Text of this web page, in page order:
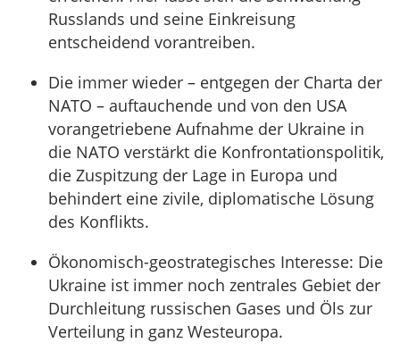
Russlands und seine Einkreisung
entscheidend vorantreiben.
Die immer wieder – entgegen der Charta der
NATO – auftauchende und von den USA
vorangetriebene Aufnahme der Ukraine in
die NATO verstärkt die Konfrontationspolitik,
die Zuspitzung der Lage in Europa und
behindert eine zivile, diplomatische Lösung
des Konflikts.
Ökonomisch-geostrategisches Interesse: Die
Ukraine ist immer noch zentrales Gebiet der
Durchleitung russischen Gases und Öls zur
Verteilung in ganz Westeuropa.